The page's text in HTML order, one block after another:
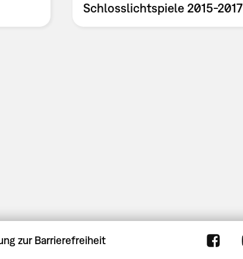
Schlosslichtspiele 2015-2017
zur Barrierefreiheit